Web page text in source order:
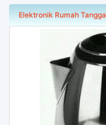
Elektronik Rumah Tangga